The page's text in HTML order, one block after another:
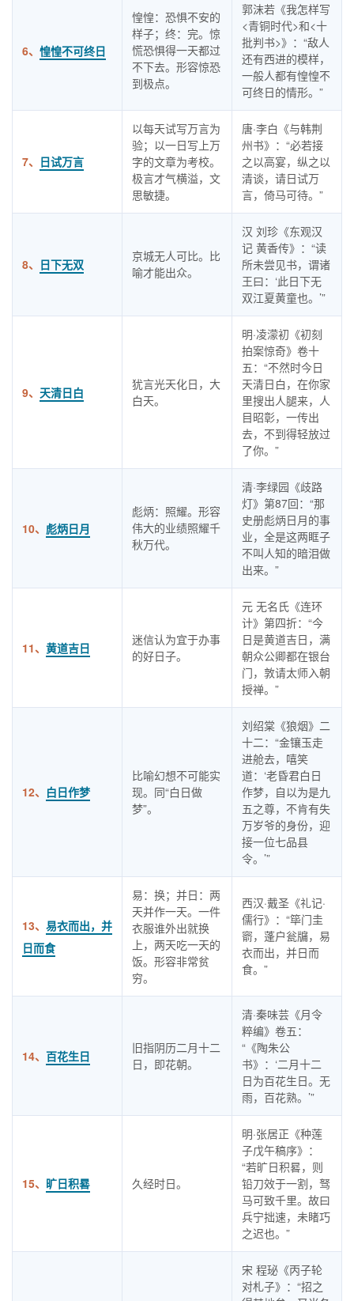
6、 惶惶不可终日
惶惶：恐惧不安的
样子；终：完。惊
慌恐惧得一天都过
不下去。形容惊恐
到极点。
郭沫若《我怎样写
<青铜时代>和<十
批判书>》：“敌人
还有西进的模样，
一般人都有惶惶不
可终日的情形。”
7、 日试万言
以每天试写万言为
验；以一日写上万
字的文章为考校。
极言才气横溢，文
思敏捷。
唐·李白《与韩荆
州书》：“必若接
之以高宴，纵之以
清谈，请日试万
言，倚马可待。”
8、 日下无双
京城无人可比。比
喻才能出众。
汉 刘珍《东观汉
记 黄香传》：“读
所未尝见书，谓诸
王曰：‘此日下无
双江夏黄童也。’”
9、 天清日白
犹言光天化日，大
白天。
明·凌濛初《初刻
拍案惊奇》卷十
五：“不然时今日
天清日白，在你家
里搜出人腿来，人
目昭彰，一传出
去，不到得轻放过
了你。”
10、 彪炳日月
彪炳：照耀。形容
伟大的业绩照耀千
秋万代。
清·李绿园《歧路
灯》第87回：“那
史册彪炳日月的事
业，全是这两眶子
不叫人知的暗泪做
出来。”
11、 黄道吉日
迷信认为宜于办事
的好日子。
元 无名氏《连环
计》第四折：“今
日是黄道吉日，满
朝众公卿都在银台
门，敦请太师入朝
授禅。”
12、 白日作梦
比喻幻想不可能实
现。同“白日做
梦”。
刘绍棠《狼烟》二
十二：“金镶玉走
进舱去，嘻笑
道：‘老昏君白日
作梦，自以为是九
五之尊，不肯有失
万岁爷的身份，迎
接一位七品县
令。’”
13、 易衣而出，并
日而食
易：换；并日：两
天并作一天。一件
衣服谁外出就换
上，两天吃一天的
饭。形容非常贫
穷。
西汉·戴圣《礼记·
儒行》：“筚门圭
窬，蓬户瓮牖，易
衣而出，并日而
食。”
14、 百花生日
旧指阴历二月十二
日，即花朝。
清·秦味芸《月令
粹编》卷五：
“《陶朱公
书》：‘二月十二
日为百花生日。无
雨，百花熟。’”
15、 旷日积晷 久经时日。
明·张居正《种莲
子戊午稿序》：
“若旷日积晷，则
铅刀效于一割，驽
马可致千里。故曰
兵宁拙速，未睹巧
之迟也。”
宋 程珌《丙子轮
对札子》：“招之